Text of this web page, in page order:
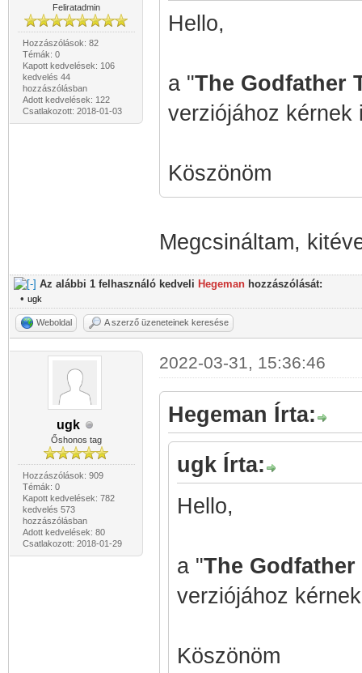
Feliratadmin
Hozzászólások: 82
Témák: 0
Kapott kedvelések: 106
kedvelés 44
hozzászólásban
Adott kedvelések: 122
Csatlakozott: 2018-01-03
Hello,
a "The Godfather
verziójához kérnek
Köszönöm
Megcsináltam,
Az alábbi 1 felhasználó kedveli Hegeman hozzászólását:
• ugk
Weboldal A szerző üzeneteinek keresése
ugk
Őshonos tag
Hozzászólások: 909
Témák: 0
Kapott kedvelések: 782
kedvelés 573
hozzászólásban
Adott kedvelések: 80
Csatlakozott: 2018-01-29
2022-03-31, 15:36:46
Hegeman Írta:
ugk Írta:
Hello,
a "The
verziójához
Köszönöm